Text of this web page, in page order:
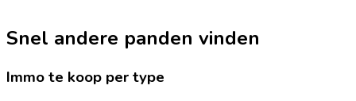
Snel andere panden vinden
Immo te koop per type